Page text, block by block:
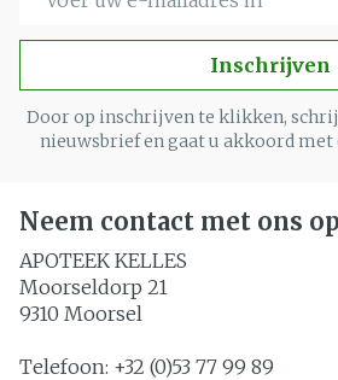
Inschrijven
Door op inschrijven te klikken,
nieuwsbrief en gaat u akkoord met
Neem contact met ons op
APOTEEK KELLES
Moorseldorp 21
9310 Moorsel
Telefoon: +32 (0)53 77 99 89